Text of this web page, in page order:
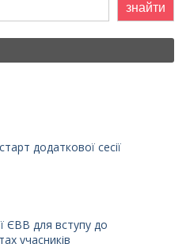
знайти
додаткової сесії
ЄВВ для вступу до
учасників